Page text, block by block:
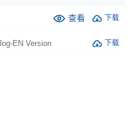
下载
查看
EN Version 下载